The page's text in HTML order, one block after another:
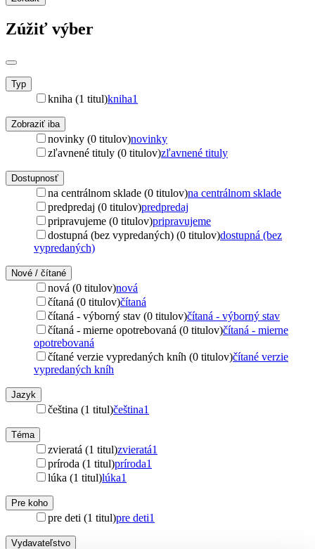
Zúžiť výber
Typ
kniha (1 titul)kniha1
Zobraziť iba
novinky (0 titulov)novinky
zľavnené tituly (0 titulov)zľavnené tituly
Dostupnosť
na centrálnom sklade (0 titulov)na centrálnom sklade
predpredaj (0 titulov)predpredaj
pripravujeme (0 titulov)pripravujeme
dostupná (bez vypredaných) (0 titulov)dostupná (bez
vypredaných)
Nové / čítané
nová (0 titulov)nová
čítaná (0 titulov)čítaná
čítaná - výborný stav (0 titulov)čítaná - výborný stav
čítaná - mierne opotrebovaná (0 titulov)čítaná - mierne
opotrebovaná
čítané verzie vypredaných kníh (0 titulov)čítané verzie
vypredaných kníh
Jazyk
čeština (1 titul)čeština1
Téma
zvieratá (1 titul)zvieratá1
príroda (1 titul)príroda1
lúka (1 titul)lúka1
Pre koho
pre deti (1 titul)pre deti1
Vydavateľstvo